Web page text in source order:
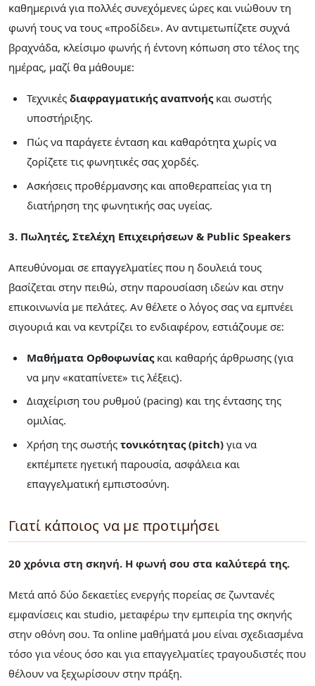
καθημερινά για πολλές συνεχόμενες ώρες και νιώθουν τη
φωνή τους να τους «προδίδει». Αν αντιμετωπίζετε συχνά
βραχνάδα, κλείσιμο φωνής ή έντονη κόπωση στο τέλος της
ημέρας, μαζί θα μάθουμε:
Τεχνικές διαφραγματικής αναπνοήςκαι σωστής
υποστήριξης.
Πώς να παράγετε ένταση και καθαρότητα χωρίς να
ζορίζετε τις φωνητικές σας χορδές.
Ασκήσεις προθέρμανσης και αποθεραπείας για τη
διατήρηση της φωνητικής σας υγείας.
3. Πωλητές, Στελέχη Επιχειρήσεων & Public Speakers
Απευθύνομαι σε επαγγελματίες που η δουλειά τους
βασίζεται στην πειθώ, στην παρουσίαση ιδεών και στην
επικοινωνία με πελάτες. Αν θέλετε ο λόγος σας να εμπνέει
σιγουριά και να κεντρίζει το ενδιαφέρον, εστιάζουμε σε:
Μαθήματα Ορθοφωνίαςκαι καθαρής άρθρωσης (για
να μην «καταπίνετε» τις λέξεις).
Διαχείριση του ρυθμού (pacing) και της έντασης της
ομιλίας.
Χρήση της σωστής τονικότητας (pitch)για να
εκπέμπετε ηγετική παρουσία, ασφάλεια και
επαγγελματική εμπιστοσύνη.
Γιατί κάποιος να με προτιμήσει
20 χρόνια στη σκηνή. Η φωνή σου στα καλύτερά της.
Μετά από δύο δεκαετίες ενεργής πορείας σε ζωντανές
εμφανίσεις και studio, μεταφέρω την εμπειρία της σκηνής
στην οθόνη σου. Τα online μαθήματά μου είναι σχεδιασμένα
τόσο για νέους όσο και για επαγγελματίες τραγουδιστές που
θέλουν να ξεχωρίσουν στην πράξη.